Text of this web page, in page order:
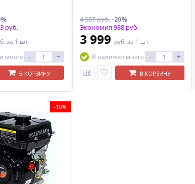
руб.
за 1 шт
много
- +
В КОРЗИНУ
4 987 руб.-20%
Экономия 988 руб.
3 999 руб. за 1 шт
В наличии много
- +
В КОРЗИНУ
-10%